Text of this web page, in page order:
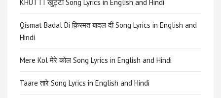
KHUTTI खुट्टी Song Lyrics in English and Hindi
Qismat Badal Di क़िस्मत बादल दी Song Lyrics in English and
Hindi
Mere Kol मेरे कोल Song Lyrics in English and Hindi
Taare तारे Song Lyrics in English and Hindi